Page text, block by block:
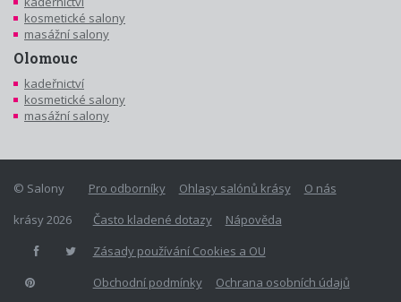
kosmetické salony
masážní salony
Olomouc
kadeřnictví
kosmetické salony
masážní salony
Pro odborníky Ohlasy salónů krásy
O nás
Často kladené dotazy
Nápověda
Zásady používání Cookies a OU
Obchodní podmínky
Ochrana osobních údajů
© Salony
krásy 2026